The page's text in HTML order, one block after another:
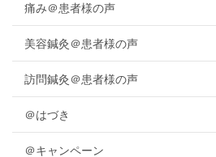
痛み＠患者様の声
美容鍼灸＠患者様の声
訪問鍼灸＠患者様の声
＠はづき
＠キャンペーン